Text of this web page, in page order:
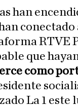
han
RTVE
que
como
La 1 este